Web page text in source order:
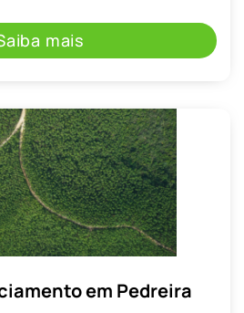
mais
em Pedreira